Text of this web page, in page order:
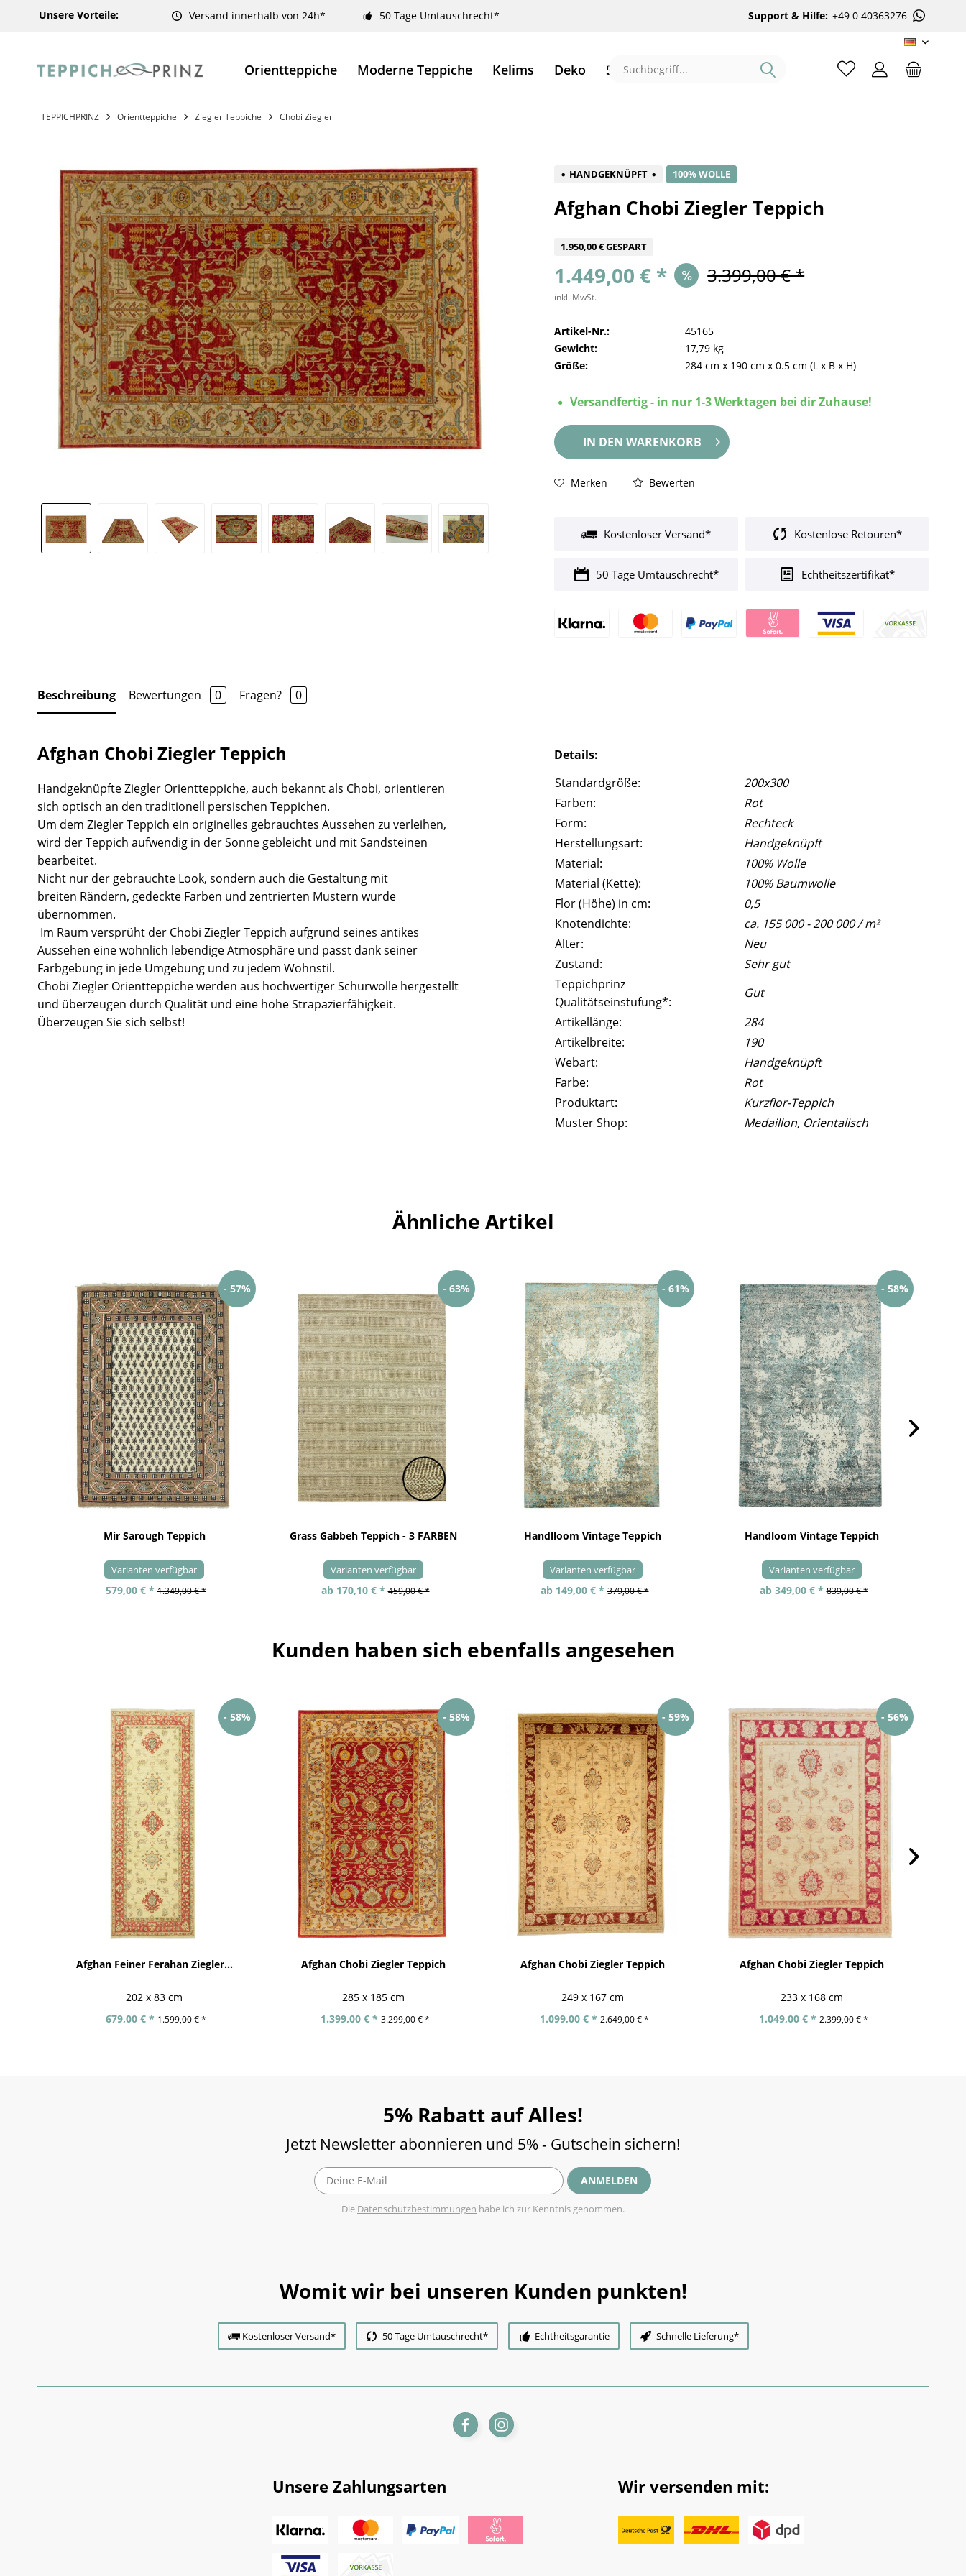
Unsere Vorteile: Versand innerhalb von 24h* 50 Tage Umtauschrecht* Support & Hilfe: +49 0 40363276
DE
Orientteppiche Moderne Teppiche Kelims Deko Sale %
TEPPICHPRINZ Orientteppiche Ziegler Teppiche Chobi Ziegler
HANDGEKNÜPFT 100% WOLLE
Afghan Chobi Ziegler Teppich
1.950,00 € GESPART
1.449,00 € * 3.399,00 € *
inkl. MwSt.
Artikel-Nr.:
45165
Gewicht:
17,79 kg
Größe:
284 cm x 190 cm x0.5 cm (L x B x H)
Versandfertig - in nur 1-3 Werktagen bei dir Zuhause!
IN DEN WARENKORB
Merken Bewerten
Kostenloser Versand* Kostenlose Retouren*
50 Tage Umtauschrecht* Echtheitszertifikat*
Beschreibung Bewertungen 0 Fragen? 0
Afghan Chobi Ziegler Teppich
Handgeknüpfte Ziegler Orientteppiche, auch bekannt als Chobi, orientieren
sich optisch an den traditionell persischen Teppichen.
Um dem Ziegler Teppich ein originelles gebrauchtes Aussehen zu verleihen,
wird der Teppich aufwendig in der Sonne gebleicht und mit Sandsteinen
bearbeitet.
Nicht nur der gebrauchte Look, sondern auch die Gestaltung mit
breiten Rändern, gedeckte Farben und zentrierten Mustern wurde
übernommen.
Im Raum versprüht der Chobi Ziegler Teppich aufgrund seines antikes
Aussehen eine wohnlich lebendige Atmosphäre und passt dank seiner
Farbgebung in jede Umgebung und zu jedem Wohnstil.
Chobi Ziegler Orientteppiche werden aus hochwertiger Schurwolle hergestellt
und überzeugen durch Qualität und eine hohe Strapazierfähigkeit.
Überzeugen Sie sich selbst!
Details:
Standardgröße:
200x300
Farben:
Rot
Form:
Rechteck
Herstellungsart:
Handgeknüpft
Material:
100% Wolle
Material (Kette):
100% Baumwolle
Flor (Höhe) in cm:
0,5
Knotendichte:
ca. 155 000 - 200 000 / m²
Alter:
Neu
Zustand:
Sehr gut
Teppichprinz
Qualitätseinstufung*:
Gut
Artikellänge:
284
Artikelbreite:
190
Webart:
Handgeknüpft
Farbe:
Rot
Produktart:
Kurzflor-Teppich
Muster Shop:
Medaillon, Orientalisch
Ähnliche Artikel
- 57%
Mir Sarough Teppich
Varianten verfügbar
579,00 € * 1.349,00 € *
- 63%
Grass Gabbeh Teppich - 3 FARBEN
Varianten verfügbar
ab 170,10 € * 459,00 € *
- 61%
Handlloom Vintage Teppich
Varianten verfügbar
ab 149,00 € * 379,00 € *
- 58%
Handloom Vintage Teppich
Varianten verfügbar
ab 349,00 € * 839,00 € *
Kunden haben sich ebenfalls angesehen
- 58%
Afghan Feiner Ferahan Ziegler...
202 x 83 cm
679,00 € * 1.599,00 € *
- 58%
Afghan Chobi Ziegler Teppich
285 x 185 cm
1.399,00 € * 3.299,00 € *
- 59%
Afghan Chobi Ziegler Teppich
249 x 167 cm
1.099,00 € * 2.649,00 € *
- 56%
Afghan Chobi Ziegler Teppich
233 x 168 cm
1.049,00 € * 2.399,00 € *
5% Rabatt auf Alles!
Jetzt Newsletter abonnieren und 5% - Gutschein sichern!
ANMELDEN
Die Datenschutzbestimmungen habe ich zur Kenntnis genommen.
Womit wir bei unseren Kunden punkten!
Kostenloser Versand* 50 Tage Umtauschrecht* Echtheitsgarantie Schnelle Lieferung*
Unsere Zahlungsarten Wir versenden mit: